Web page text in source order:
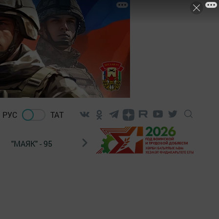
РУС ТАТ
"МАЯК" - 95 "ГУЛЬСТАН" НАШ ПОЧТАЛЬОН